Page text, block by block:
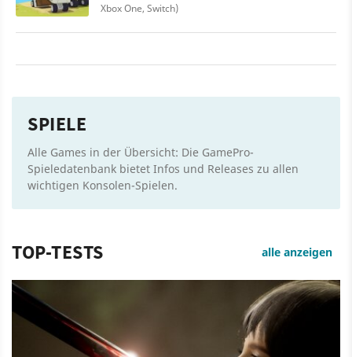
Xbox One, Switch)
SPIELE
Alle Games in der Übersicht: Die GamePro-
Spieledatenbank bietet Infos und Releases zu allen
wichtigen Konsolen-Spielen.
TOP-TESTS alle anzeigen